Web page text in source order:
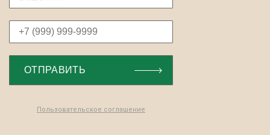
Пользовательское соглашение